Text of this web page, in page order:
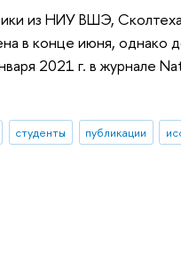
из НИУ ВШЭ,
в конце июня,
2021 г. в журнале
студенты публикации